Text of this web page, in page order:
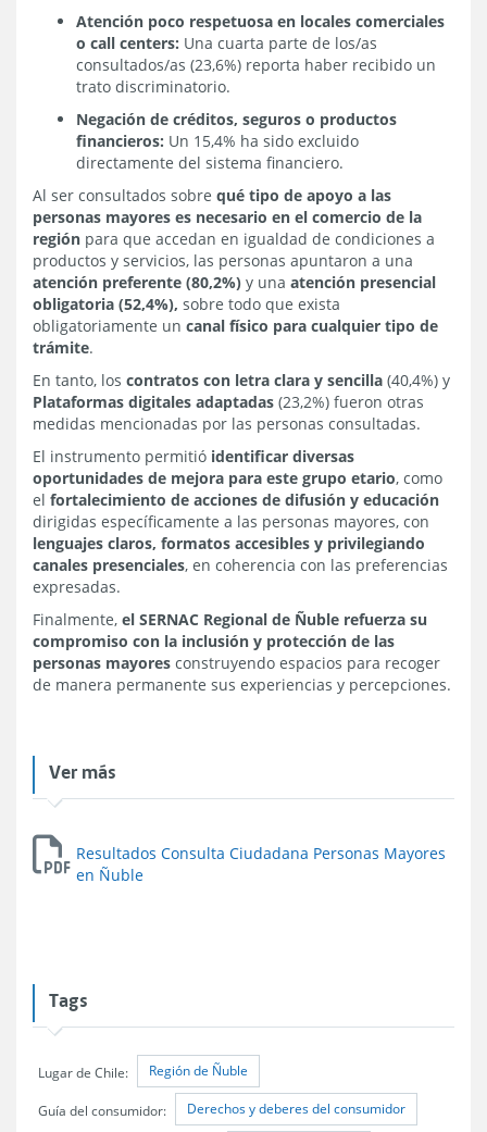
Atención poco respetuosa en locales comerciales
o call centers: Una cuarta parte de los/as
consultados/as (23,6%) reporta haber recibido un
trato discriminatorio.
Negación de créditos, seguros o productos
financieros: Un 15,4% ha sido excluido
directamente del sistema financiero.
Al ser consultados sobre qué tipo de apoyo a las
personas mayores es necesario en el comercio de la
región para que accedan en igualdad de condiciones a
productos y servicios, las personas apuntaron a una
atención preferente (80,2%) y una atención presencial
obligatoria (52,4%), sobre todo que exista
obligatoriamente un canal físico para cualquier tipo de
trámite.
En tanto, los contratos con letra clara y sencilla (40,4%) y
Plataformas digitales adaptadas (23,2%) fueron otras
medidas mencionadas por las personas consultadas.
El instrumento permitió identificar diversas
oportunidades de mejora para este grupo etario, como
el fortalecimiento de acciones de difusión y educación
dirigidas específicamente a las personas mayores, con
lenguajes claros, formatos accesibles y privilegiando
canales presenciales, en coherencia con las preferencias
expresadas.
Finalmente, el SERNAC Regional de Ñuble refuerza su
compromiso con la inclusión y protección de las
personas mayores construyendo espacios para recoger
de manera permanente sus experiencias y percepciones.
Ver más
Resultados Consulta Ciudadana Personas Mayores
en Ñuble
Tags
Lugar de Chile: Región de Ñuble
Guía del consumidor: Derechos y deberes del consumidor